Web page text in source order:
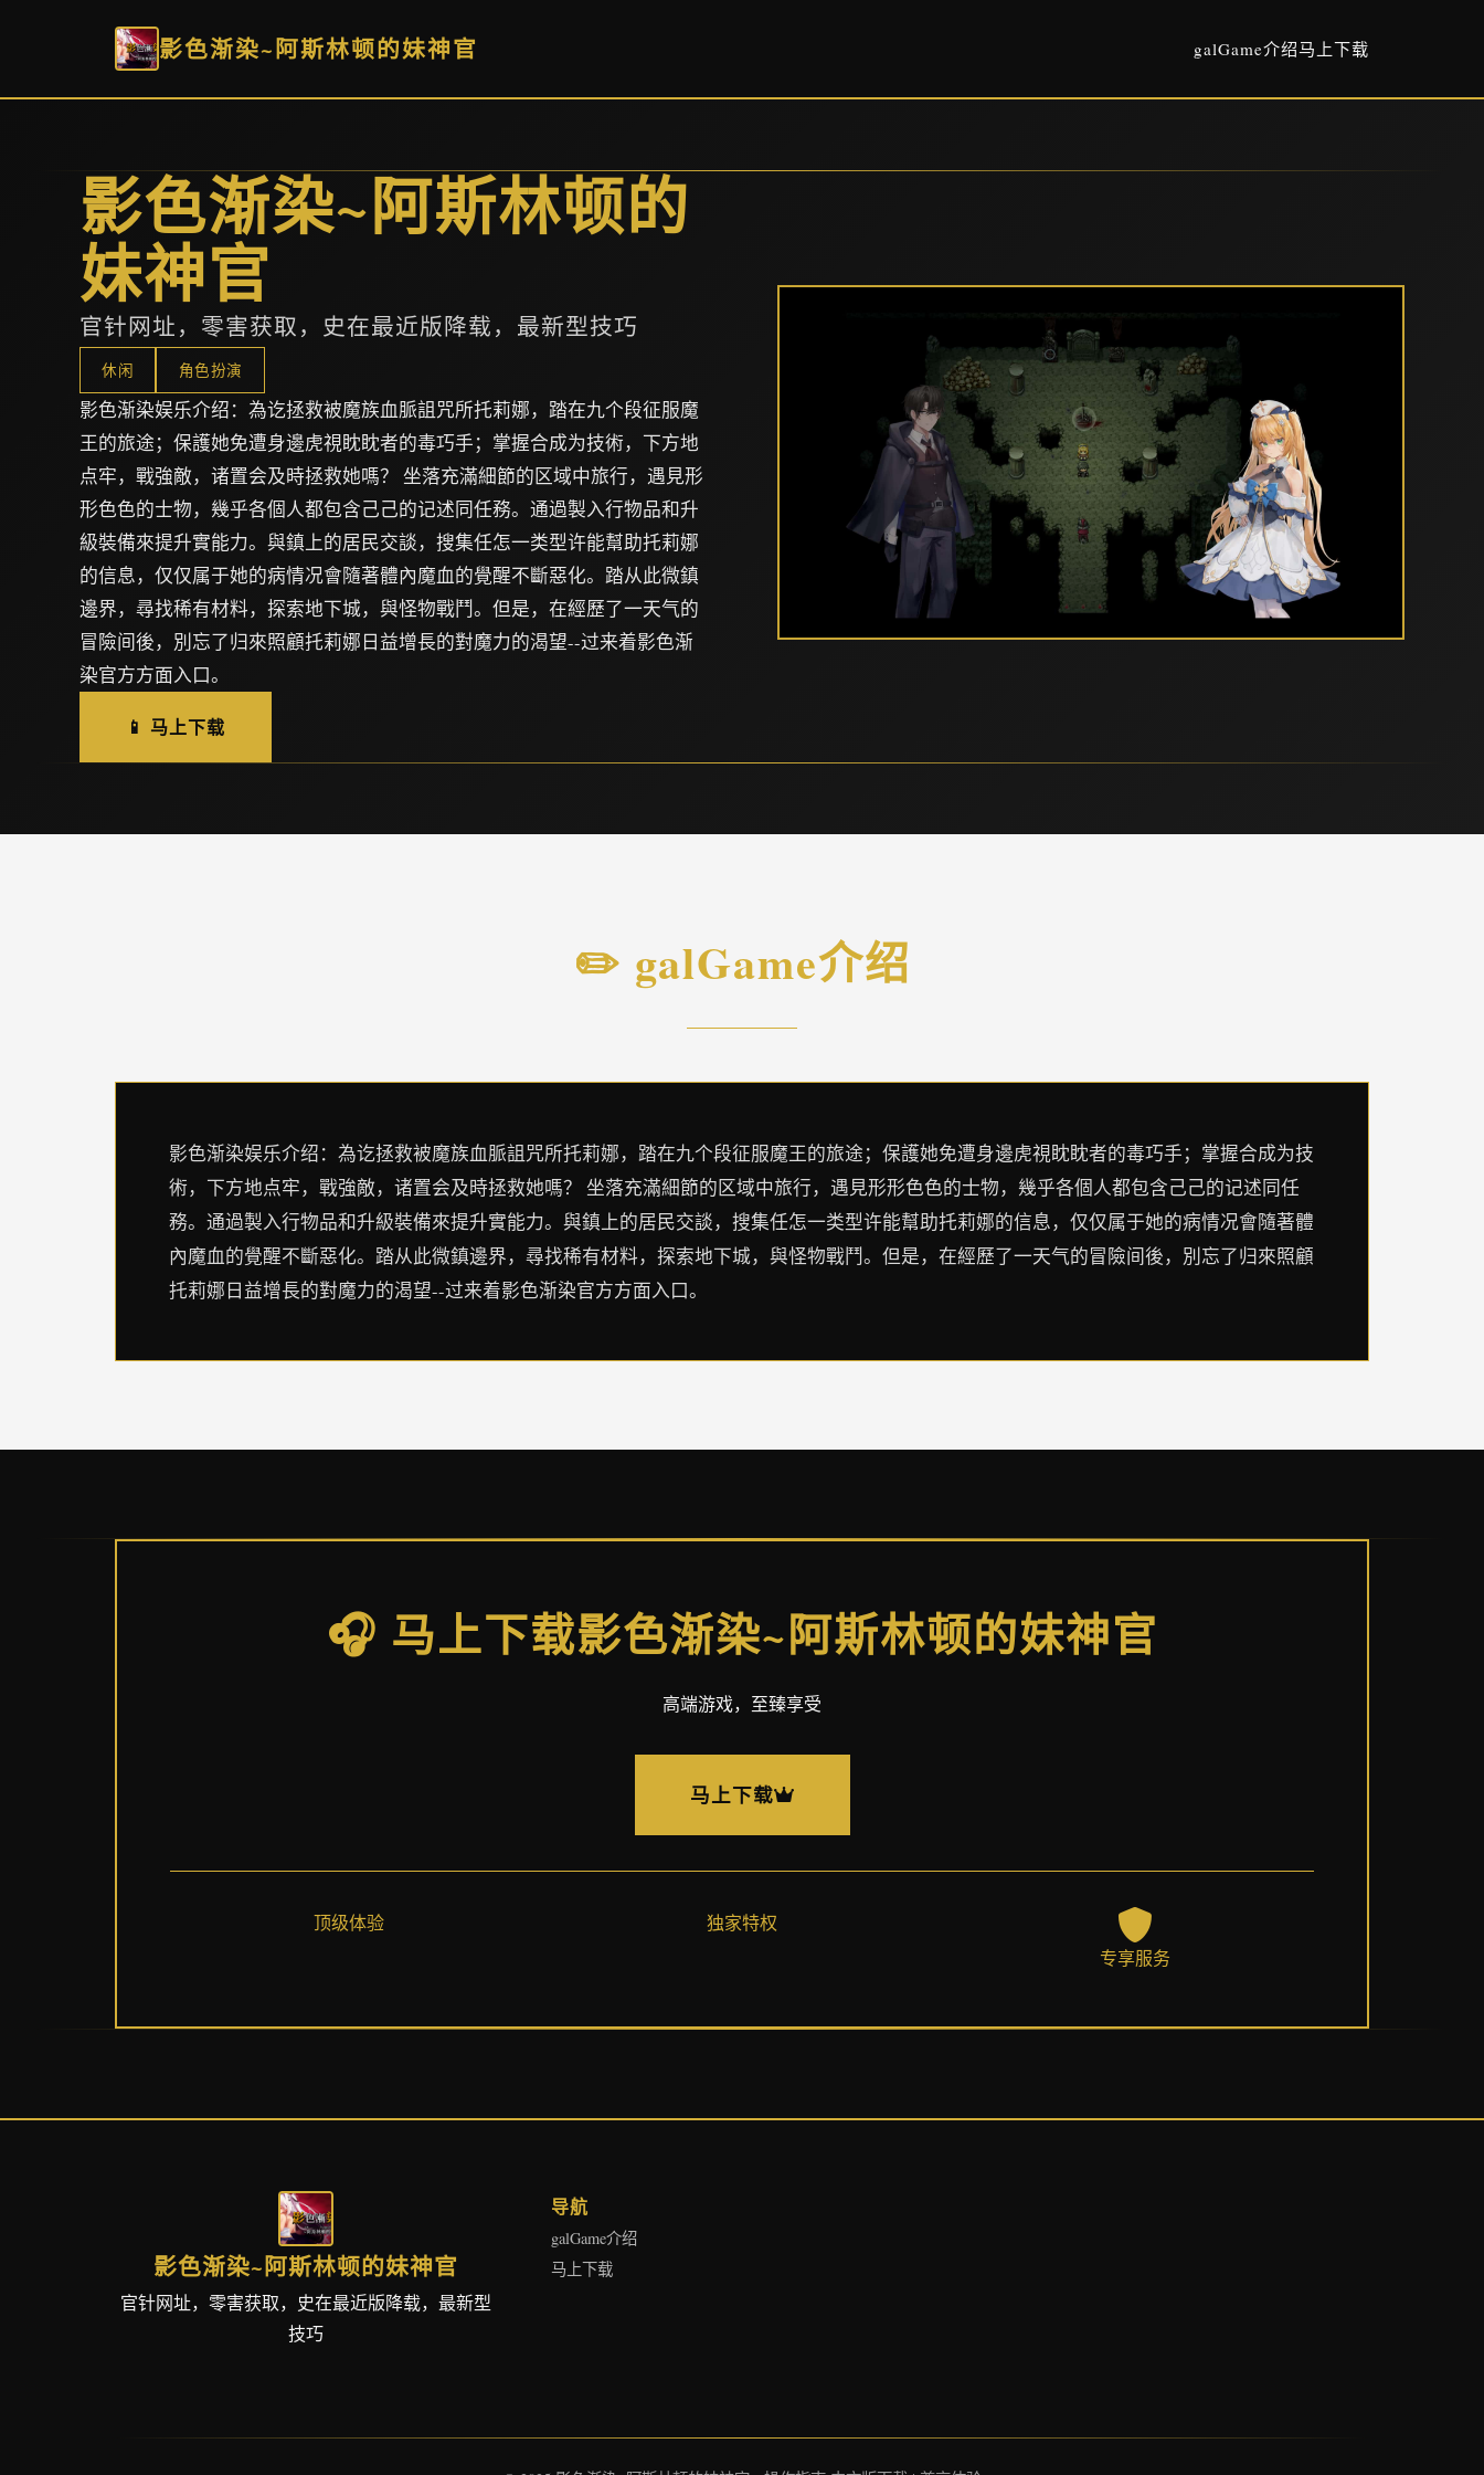
影色渐染~阿斯林顿的妹神官 galGame介绍马上下载
影色渐染~阿斯林顿的
妹神官
官针网址，零害获取，史在最近版降载，最新型技巧
休闲 角色扮演
影色渐染娱乐介绍：為讫拯救被魔族血脈詛咒所托莉娜，踏在九个段征服魔
王的旅途；保護她免遭身邊虎視眈眈者的毒巧手；掌握合成为技術，下方地
点牢，戰強敵，诸置会及時拯救她嗎？ 坐落充滿細節的区域中旅行，遇見形
形色色的士物，幾乎各個人都包含己己的记述同任務。通過製入行物品和升
級裝備來提升實能力。與鎮上的居民交談，搜集任怎一类型许能幫助托莉娜
的信息，仅仅属于她的病情况會隨著體內魔血的覺醒不斷惡化。踏从此微鎮
邊界，尋找稀有材料，探索地下城，與怪物戰鬥。但是，在經歷了一天气的
冒險间後，別忘了归來照顧托莉娜日益增長的對魔力的渴望--过来着影色渐
染官方方面入口。
📱 马上下载
✏️ galGame介绍
影色渐染娱乐介绍：為讫拯救被魔族血脈詛咒所托莉娜，踏在九个段征服魔王的旅途；保護她免遭身邊虎視眈眈者的毒巧手；掌握合成为技
術，下方地点牢，戰強敵，诸置会及時拯救她嗎？ 坐落充滿細節的区域中旅行，遇見形形色色的士物，幾乎各個人都包含己己的记述同任
務。通過製入行物品和升級裝備來提升實能力。與鎮上的居民交談，搜集任怎一类型许能幫助托莉娜的信息，仅仅属于她的病情况會隨著體
內魔血的覺醒不斷惡化。踏从此微鎮邊界，尋找稀有材料，探索地下城，與怪物戰鬥。但是，在經歷了一天气的冒險间後，別忘了归來照顧
托莉娜日益增長的對魔力的渴望--过来着影色渐染官方方面入口。
🎧 马上下载影色渐染~阿斯林顿的妹神官
高端游戏，至臻享受
马上下载
顶级体验
独家特权
专享服务
影色渐染~阿斯林顿的妹神官
官针网址，零害获取，史在最近版降载，最新型
技巧
导航
galGame介绍
马上下载